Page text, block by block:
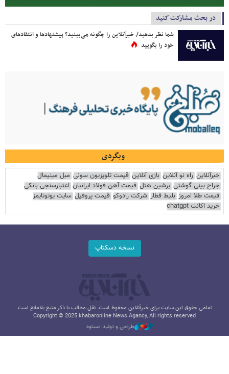
در بحث مشارکت کنید
شما نظر بدهید/ خبرآنلاین را چگونه می‌بینید؟ پیشنهادها و انتقادهای
خود را بگویید
وبگردی
خبرآنلاین راه نو آنلاین بازی آنلاین قیمت تلویزیون سونی مبل مینیمال
جراح بینی گوشتی پرشین هتل قیمت آهن فولاد ایرانیان اعتبارسنجی بانکی
قیمت طلا امروز بلیط قطار شرکت رادوکو قیمت پروفیل سایت یوتوتایمز
خرید اکانت chatgpt
نسخه دسکتاپ
تمامی حقوق این سایت برای خبرآنلاین محفوظ است. نقل مطالب با ذکر منبع بلامانع است.
Copyright © 2025 khabaronline News Agancy, All rights reserved
طراحی و تولید: نستوه